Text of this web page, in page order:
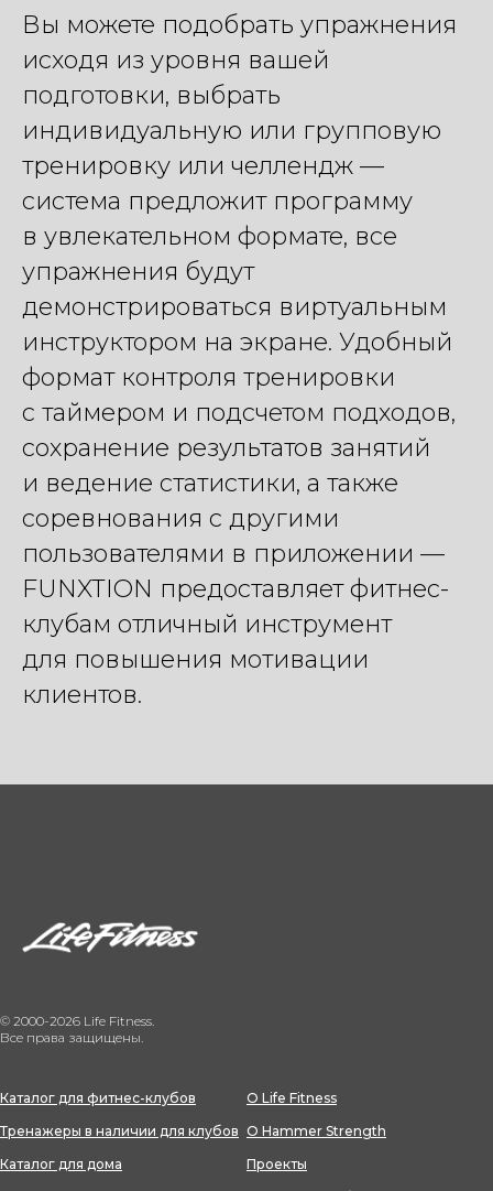
Вы можете подобрать упражнения
исходя из уровня вашей
подготовки, выбрать
индивидуальную или групповую
тренировку или челлендж —
система предложит программу
в увлекательном формате, все
упражнения будут
демонстрироваться виртуальным
инструктором на экране. Удобный
формат контроля тренировки
с таймером и подсчетом подходов,
сохранение результатов занятий
и ведение статистики, а также
соревнования с другими
пользователями в приложении —
FUNXTION предоставляет фитнес-
клубам отличный инструмент
для повышения мотивации
клиентов.
© 2000-2026 Life Fitness.
Все права защищены.
Каталог для фитнес-клубов
Тренажеры в наличии для клубов
Каталог для дома
О Life Fitness
О Hammer Strength
Проекты